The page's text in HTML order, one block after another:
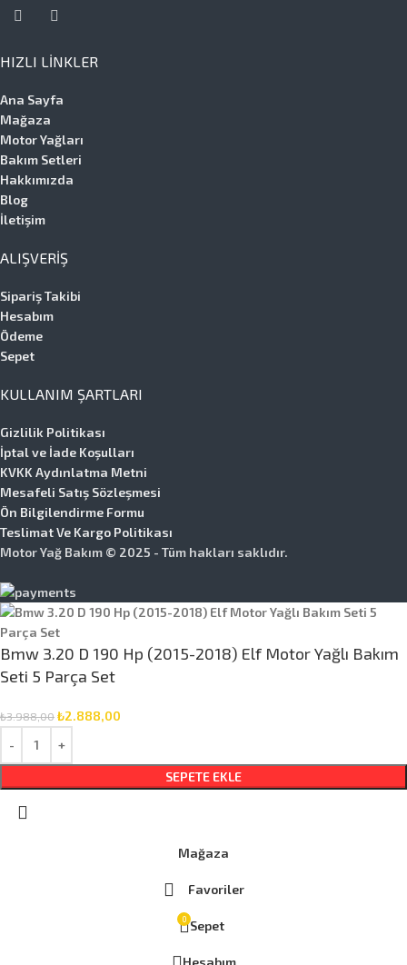
HIZLI LINKLER
Ana Sayfa
Mağaza
Motor Yağları
Bakım Setleri
Hakkımızda
Blog
İletişim
ALIŞVERIŞ
Sipariş Takibi
Hesabım
Ödeme
Sepet
KULLANIM ŞARTLARI
Gizlilik Politikası
İptal ve İade Koşulları
KVKK Aydınlatma Metni
Mesafeli Satış Sözleşmesi
Ön Bilgilendirme Formu
Teslimat Ve Kargo Politikası
Motor Yağ Bakım © 2025 - Tüm hakları saklıdır.
Bmw 3.20 D 190 Hp (2015-2018) Elf Motor Yağlı Bakım
Seti 5 Parça Set
₺3.988,00₺2.888,00
SEPETE EKLE
Mağaza
Favoriler
0 Sepet
Hesabım